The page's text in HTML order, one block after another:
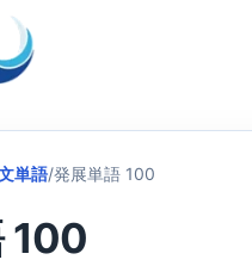
単語/発展単語 100
100